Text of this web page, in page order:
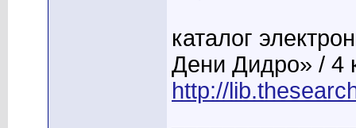
каталог
Дени Дидро» / 4
http://